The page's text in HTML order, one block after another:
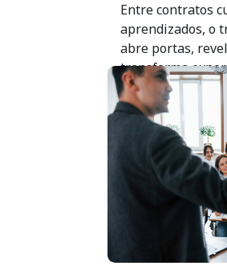
Entre contratos
aprendizados, o
abre portas,
transforma
passos
profissional.